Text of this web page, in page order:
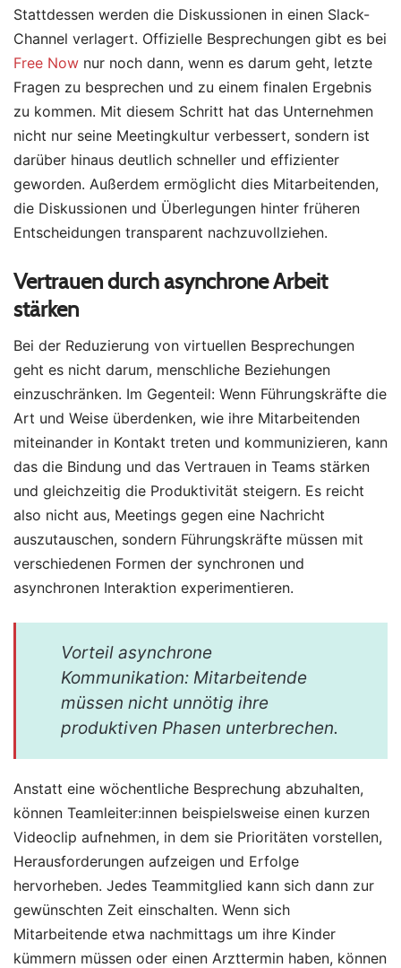
Stattdessen werden die Diskussionen in einen Slack-
Channel verlagert. Offizielle Besprechungen gibt es bei
Free Now nur noch dann, wenn es darum geht, letzte
Fragen zu besprechen und zu einem finalen Ergebnis
zu kommen. Mit diesem Schritt hat das Unternehmen
nicht nur seine Meetingkultur verbessert, sondern ist
darüber hinaus deutlich schneller und effizienter
geworden. Außerdem ermöglicht dies Mitarbeitenden,
die Diskussionen und Überlegungen hinter früheren
Entscheidungen transparent nachzuvollziehen.
Vertrauen durch asynchrone Arbeit
stärken
Bei der Reduzierung von virtuellen Besprechungen
geht es nicht darum, menschliche Beziehungen
einzuschränken. Im Gegenteil: Wenn Führungskräfte die
Art und Weise überdenken, wie ihre Mitarbeitenden
miteinander in Kontakt treten und kommunizieren, kann
das die Bindung und das Vertrauen in Teams stärken
und gleichzeitig die Produktivität steigern. Es reicht
also nicht aus, Meetings gegen eine Nachricht
auszutauschen, sondern Führungskräfte müssen mit
verschiedenen Formen der synchronen und
asynchronen Interaktion experimentieren.
Vorteil asynchrone
Kommunikation: Mitarbeitende
müssen nicht unnötig ihre
produktiven Phasen unterbrechen.
Anstatt eine wöchentliche Besprechung abzuhalten,
können Teamleiter:innen beispielsweise einen kurzen
Videoclip aufnehmen, in dem sie Prioritäten vorstellen,
Herausforderungen aufzeigen und Erfolge
hervorheben. Jedes Teammitglied kann sich dann zur
gewünschten Zeit einschalten. Wenn sich
Mitarbeitende etwa nachmittags um ihre Kinder
kümmern müssen oder einen Arzttermin haben, können